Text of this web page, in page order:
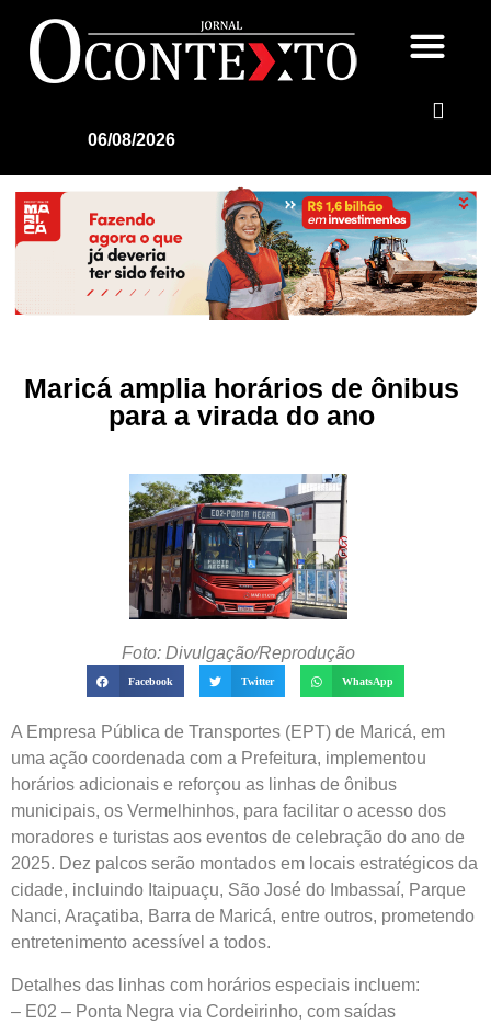
06/08/2026
Maricá amplia horários de ônibus
para a virada do ano
Foto: Divulgação/Reprodução
Facebook Twitter WhatsApp
A Empresa Pública de Transportes (EPT) de Maricá, em
uma ação coordenada com a Prefeitura, implementou
horários adicionais e reforçou as linhas de ônibus
municipais, os Vermelhinhos, para facilitar o acesso dos
moradores e turistas aos eventos de celebração do ano de
2025. Dez palcos serão montados em locais estratégicos da
cidade, incluindo Itaipuaçu, São José do Imbassaí, Parque
Nanci, Araçatiba, Barra de Maricá, entre outros, prometendo
entretenimento acessível a todos.
Detalhes das linhas com horários especiais incluem:
– E02 – Ponta Negra via Cordeirinho, com saídas